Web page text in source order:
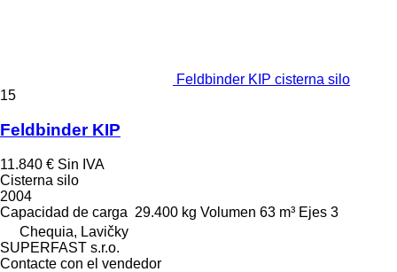
Feldbinder KIP cisterna silo
15
Feldbinder KIP
11.840 € Sin IVA
Cisterna silo
2004
Capacidad de carga 29.400 kg Volumen 63 m³ Ejes 3
Chequia, Lavičky
SUPERFAST s.r.o.
Contacte con el vendedor